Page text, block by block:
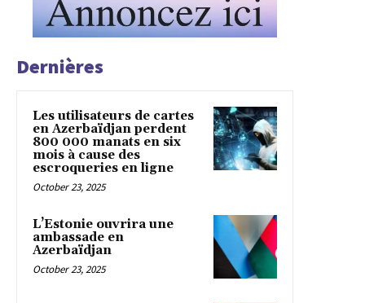
Dernières
Les utilisateurs de cartes
en Azerbaïdjan perdent
800 000 manats en six
mois à cause des
escroqueries en ligne
October 23, 2025
L’Estonie ouvrira une
ambassade en
Azerbaïdjan
October 23, 2025